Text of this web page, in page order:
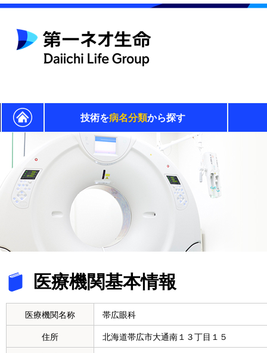
技術を病名分類から探す
医療機関基本情報
医療機関名称 帯広眼科
住所 北海道帯広市大通南１３丁目１５